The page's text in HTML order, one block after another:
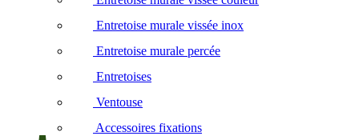
Entretoise murale vissée inox
Entretoise murale percée
Entretoises
Ventouse
Accessoires fixations